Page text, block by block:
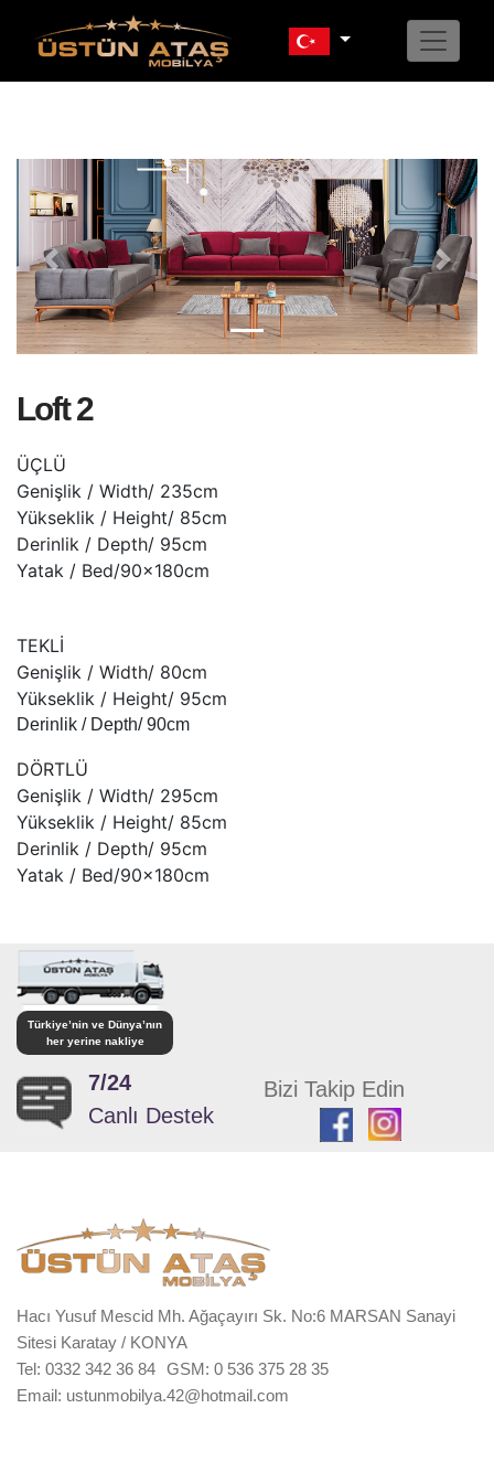
Previous Next
Loft 2
ÜÇLÜ
Genişlik / Width/ 235cm
Yükseklik / Height/ 85cm
Derinlik / Depth/ 95cm
Yatak / Bed/90x180cm
TEKLİ
Genişlik / Width/ 80cm
Yükseklik / Height/ 95cm
Derinlik / Depth/ 90cm
DÖRTLÜ
Genişlik / Width/ 295cm
Yükseklik / Height/ 85cm
Derinlik / Depth/ 95cm
Yatak / Bed/90x180cm
Türkiye’nin ve Dünya’nın
her yerine nakliye
7/24
Canlı Destek
Bizi Takip Edin
Hacı Yusuf Mescid Mh. Ağaçayırı Sk. No:6 MARSAN Sanayi
Sitesi Karatay / KONYA
Tel: 0332 342 36 84 GSM: 0 536 375 28 35
Email: ustunmobilya.42@hotmail.com